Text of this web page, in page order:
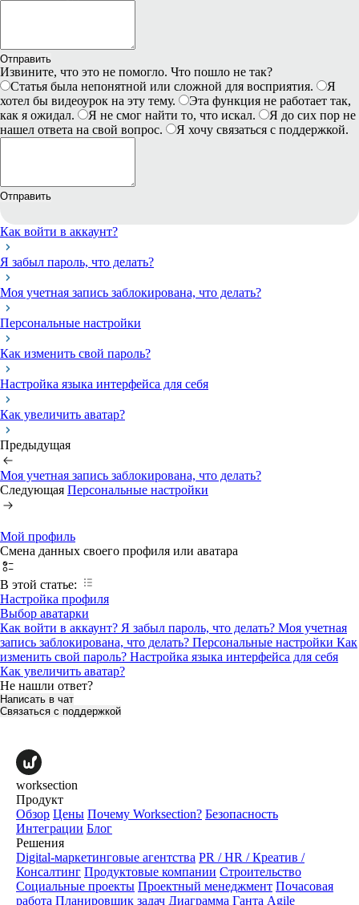
Отправить
Извините, что это не помогло. Что пошло не так?
Статья была непонятной или сложной для восприятия.
Я
хотел бы видеоурок на эту тему.
Эта функция не работает так,
как я ожидал.
Я не смог найти то, что искал.
Я до сих пор не
нашел ответа на свой вопрос.
Я хочу связаться с поддержкой.
Отправить
Как войти в аккаунт?
Я забыл пароль, что делать?
Моя учетная запись заблокирована, что делать?
Персональные настройки
Как изменить свой пароль?
Настройка языка интерфейса для себя
Как увеличить аватар?
Предыдущая
Моя учетная запись заблокирована, что делать?
Следующая Персональные настройки
Мой профиль
Смена данных своего профиля или аватара
В этой статье:
Настройка профиля
Выбор аватарки
Как войти в аккаунт? Я забыл пароль, что делать? Моя учетная
запись заблокирована, что делать? Персональные настройки Как
изменить свой пароль? Настройка языка интерфейса для себя
Как увеличить аватар?
Не нашли ответ?
Написать в чат
Связаться с поддержкой
worksection
Продукт
Обзор Цены Почему Worksection? Безопасность
Интеграции Блог
Решения
Digital-маркетинговые агентства PR / HR / Креатив /
Консалтинг Продуктовые компании Строительство
Социальные проекты Проектный менеджмент Почасовая
работа Планировщик задач Диаграмма Ганта Agile